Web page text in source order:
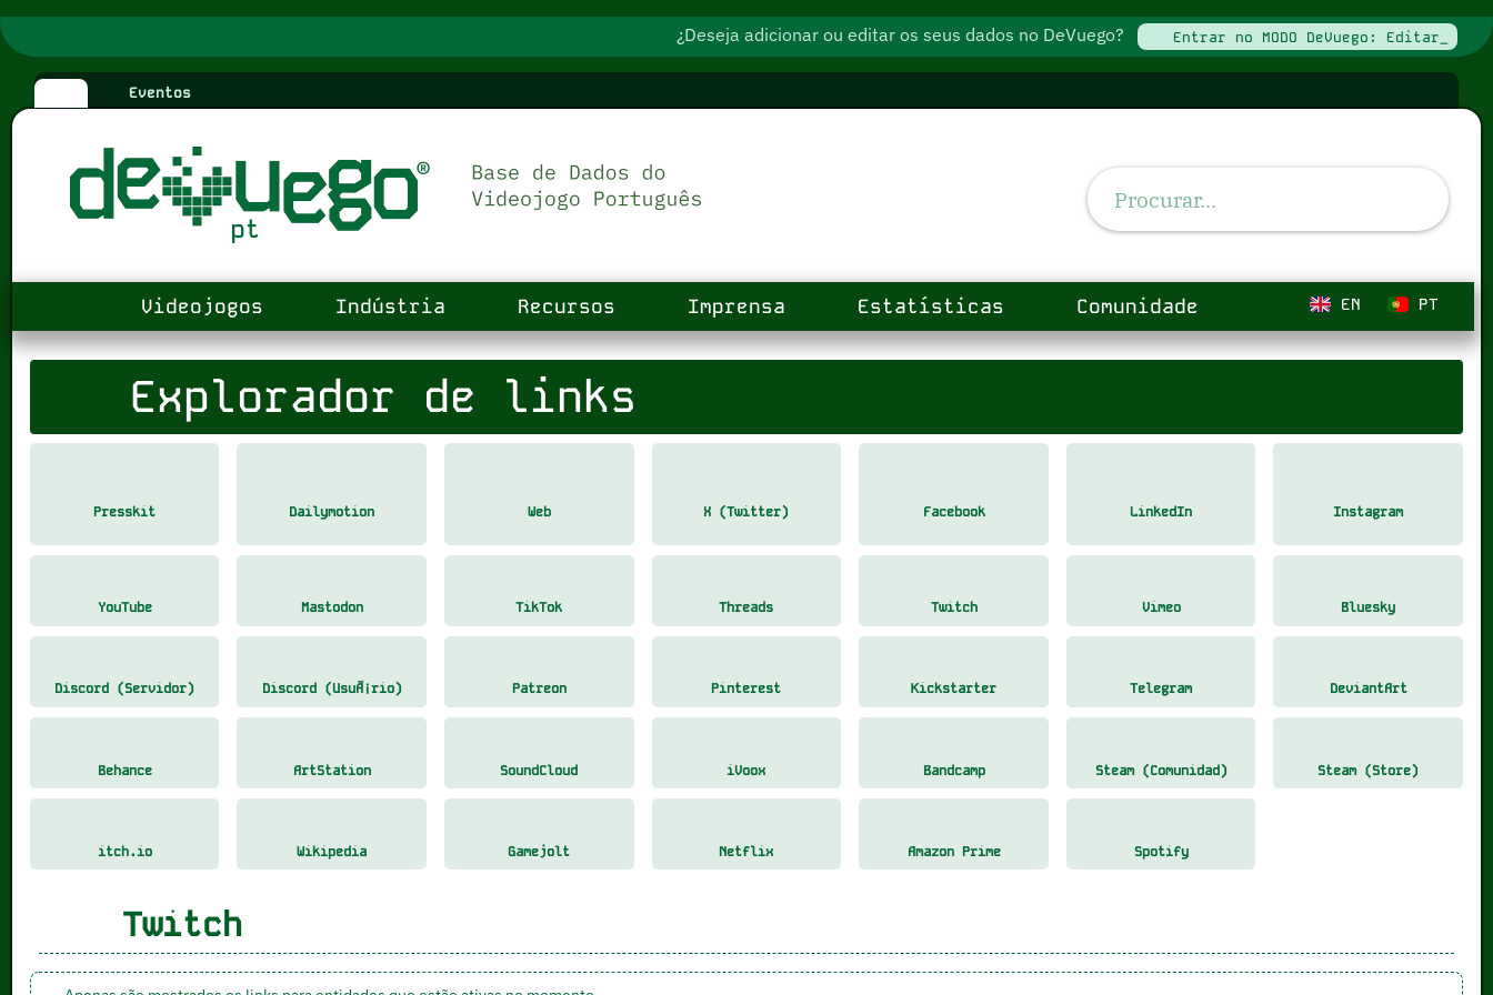
¿Deseja adicionar ou editar os seus dados no DeVuego? Entrar no MODO DeVuego: Editar_
Eventos
Videojogos Indústria Recursos Imprensa Estatísticas Comunidade PT
EN
Explorador de links
Presskit Dailymotion Web X (Twitter) Facebook LinkedIn Instagram
YouTube Mastodon TikTok Threads Twitch Vimeo Bluesky
Discord (Servidor) Discord (UsuÃ¡rio) Patreon Pinterest Kickstarter Telegram DeviantArt
Behance ArtStation SoundCloud iVoox Bandcamp Steam (Comunidad) Steam (Store)
itch.io Wikipedia Gamejolt Netflix Amazon Prime Spotify
Twitch